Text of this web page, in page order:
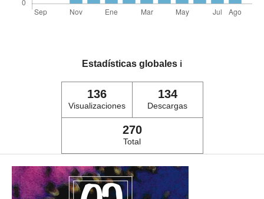
Estadísticas globales ℹ️
136
Visualizaciones
134
Descargas
270
Total